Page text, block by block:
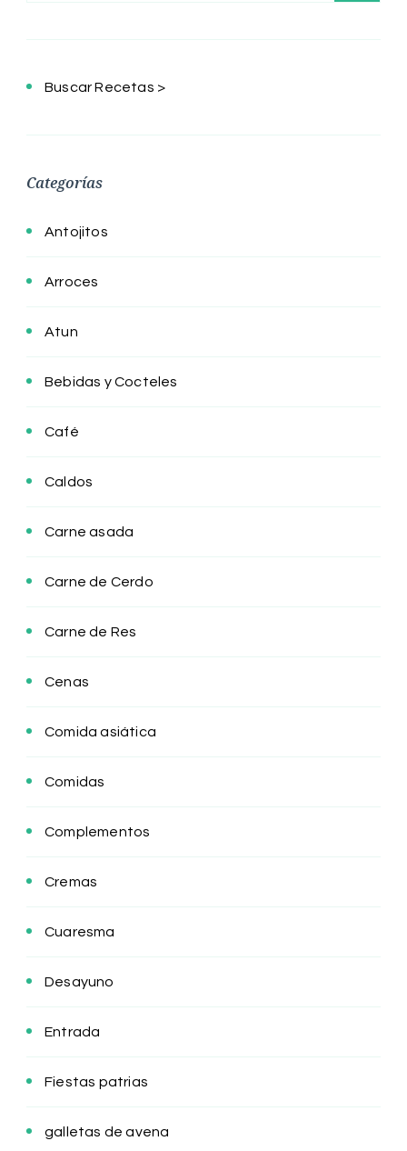
Buscar Recetas >
Categorías
Antojitos
Arroces
Atun
Bebidas y Cocteles
Café
Caldos
Carne asada
Carne de Cerdo
Carne de Res
Cenas
Comida asiática
Comidas
Complementos
Cremas
Cuaresma
Desayuno
Entrada
Fiestas patrias
galletas de avena